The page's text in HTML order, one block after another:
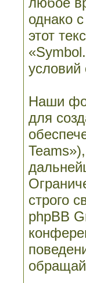
однако
этот
условий
Наши
для
строго
phpBB